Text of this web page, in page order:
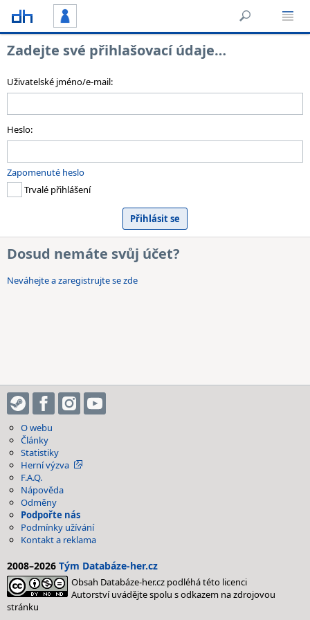
Zadejte své přihlašovací údaje…
Uživatelské jméno/e-mail:
Heslo:
Zapomenuté heslo
Trvalé přihlášení
Dosud nemáte svůj účet?
Neváhejte a zaregistrujte se zde
O webu
Články
Statistiky
Herní výzva
F.A.Q.
Nápověda
Odměny
Podpořte nás
Podmínky užívání
Kontakt a reklama
2008–2026 Tým Databáze-her.cz
Obsah Databáze-her.cz podléhá této licenci
Autorství uvádějte spolu s odkazem na zdrojovou
stránku